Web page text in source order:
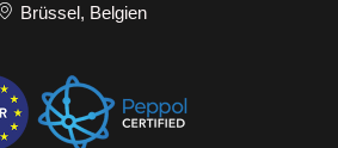
Brüssel, Belgien